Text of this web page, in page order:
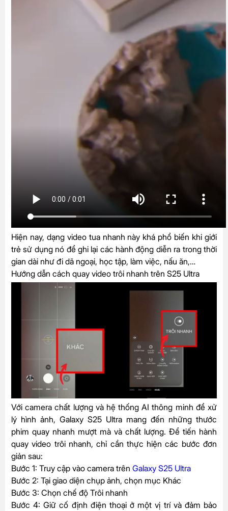
Hiện nay, dạng video tua nhanh này khá phổ biến khi giới
trẻ sử dụng nó để ghi lại các hành động diễn ra trong thời
gian dài như đi dã ngoại, học tập, làm việc, nấu ăn,…
Hướng dẫn cách quay video trôi nhanh trên S25 Ultra
Với camera chất lượng và hệ thống AI thông minh để xử
lý hình ảnh, Galaxy S25 Ultra mang đến những thước
phim quay nhanh mượt mà và chất lượng. Để tiến hành
quay video trôi nhanh, chỉ cần thực hiện các bước đơn
giản sau:
Bước 1: Truy cập vào camera trên Galaxy S25 Ultra
Bước 2: Tại giao diện chụp ảnh, chọn mục Khác
Bước 3: Chọn chế độ Trôi nhanh
Bước 4: Giữ cố định điện thoại ở một vị trí và đảm bảo